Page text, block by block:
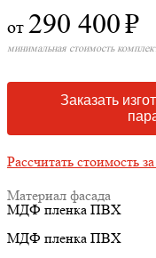
от 290 400₽
минимальная стоимость
Заказать
Рассчитать стоимость
Материал фасада
МДФ пленка ПВХ
МДФ пленка ПВХ